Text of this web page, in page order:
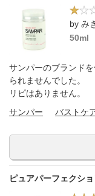
by み
50ml
サンパーのブランド
られませんでした。
リピはありません。
サンパー
バストケ
ピュアパーフェクシ